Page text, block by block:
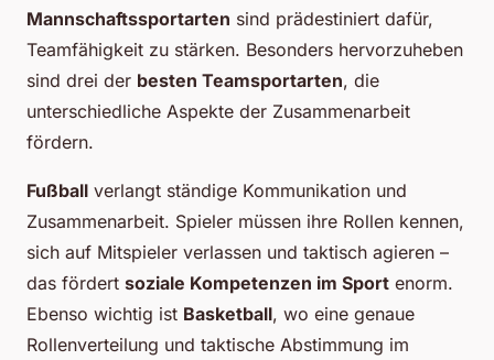
Mannschaftssportarten sind prädestiniert dafür,
Teamfähigkeit zu stärken. Besonders hervorzuheben
sind drei der besten Teamsportarten, die
unterschiedliche Aspekte der Zusammenarbeit
fördern.
Fußball verlangt ständige Kommunikation und
Zusammenarbeit. Spieler müssen ihre Rollen kennen,
sich auf Mitspieler verlassen und taktisch agieren –
das fördert soziale Kompetenzen im Sport enorm.
Ebenso wichtig ist Basketball, wo eine genaue
Rollenverteilung und taktische Abstimmung im